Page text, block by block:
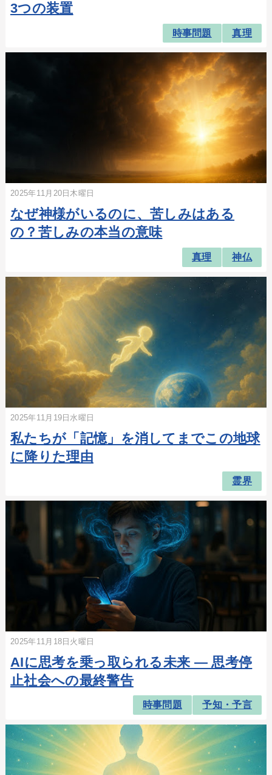
3つの装置
時事問題 真理
2025年11月20日木曜日
なぜ神様がいるのに、苦しみはある
の？苦しみの本当の意味
真理 神仏
2025年11月19日水曜日
私たちが「記憶」を消してまでこの地球
に降りた理由
霊界
2025年11月18日火曜日
AIに思考を乗っ取られる未来 — 思考停
止社会への最終警告
時事問題 予知・予言